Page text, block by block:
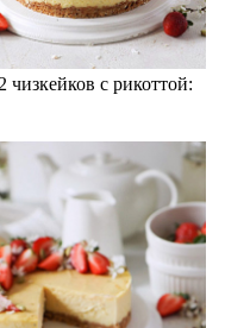
с рикоттой: